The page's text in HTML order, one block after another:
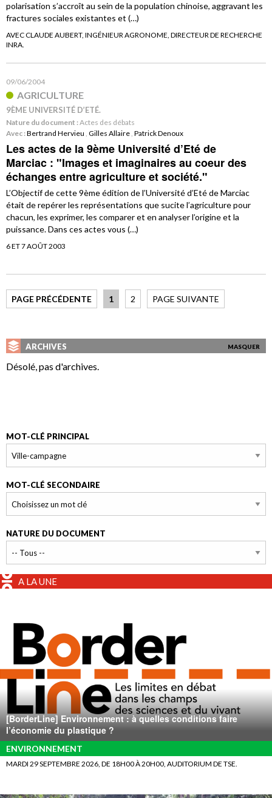
polarisation s’accroît au sein de la population chinoise, aggravant les
fractures sociales existantes et (…)
AVEC CLAUDE AUBERT, INGÉNIEUR AGRONOME, DIRECTEUR DE RECHERCHE
INRA.
09/06/2004
AGRICULTURE
9ÈME UNIVERSITÉ D’ETÉ.
Nature du document :Actes des débats
Avec :Bertrand Hervieu , Gilles Allaire , Patrick Denoux
Les actes de la 9ème Université d’Eté de
Marciac : "Images et imaginaires au coeur des
échanges entre agriculture et société."
L’Objectif de cette 9ème édition de l’Université d’Eté de Marciac
était de repérer les représentations que sucite l’agriculture pour
chacun, les exprimer, les comparer et en analyser l’origine et la
puissance. Dans ces actes vous (…)
6 ET 7 AOÛT 2003
PAGE PRÉCÉDENTE 1 2 PAGE SUIVANTE
ARCHIVES MASQUER
Désolé, pas d'archives.
MOT-CLÉ PRINCIPAL
MOT-CLÉ SECONDAIRE
NATURE DU DOCUMENT
A LA UNE
[BorderLine] Environnement : à quelles conditions faire
l’économie du plastique ?
ENVIRONNEMENT
MARDI 29 SEPTEMBRE 2026, DE 18H00 À 20H00, AUDITORIUM DE TSE.